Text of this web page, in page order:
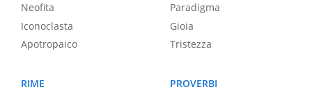
Neofita
Iconoclasta
Apotropaico
Paradigma
Gioia
Tristezza
RIME
PROVERBI